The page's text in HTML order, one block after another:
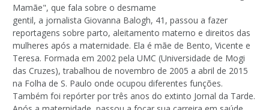
Mamãe", que fala sobre o desmame
gentil, a jornalista Giovanna Balogh, 41, passou a fazer
reportagens sobre parto, aleitamento materno e direitos das
mulheres após a maternidade. Ela é mãe de Bento, Vicente e
Teresa. Formada em 2002 pela UMC (Universidade de Mogi
das Cruzes), trabalhou de novembro de 2005 a abril de 2015
na Folha de S. Paulo onde ocupou diferentes funções.
Também foi repórter por três anos do extinto Jornal da Tarde.